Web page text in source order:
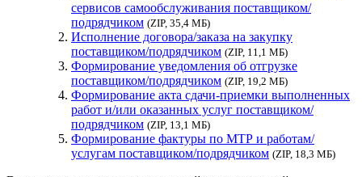
сервисов самообслуживания поставщиком/
подрядчиком (ZIP, 35,4 МБ)
Исполнение договора/заказа на закупку
поставщиком/подрядчиком (ZIP, 11,1 МБ)
Формирование уведомления об отгрузке
поставщиком/подрядчиком (ZIP, 19,2 МБ)
Формирование акта сдачи-приемки выполненных
работ и/или оказанных услуг поставщиком/
подрядчиком (ZIP, 13,1 МБ)
Формирование фактуры по МТР и работам/
услугам поставщиком/подрядчиком (ZIP, 18,3 МБ)